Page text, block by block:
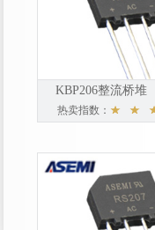
KBP206整流桥堆
热卖指数：